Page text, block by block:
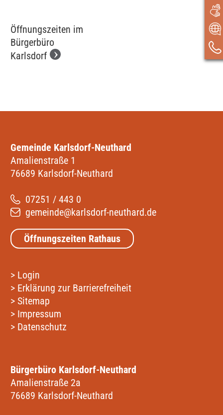
Öffnungszeiten im
Bürgerbüro
Karlsdorf
Gemeinde Karlsdorf-Neuthard
Amalienstraße 1
76689 Karlsdorf-Neuthard
07251 / 443 0
gemeinde@karlsdorf-neuthard.de
Öffnungszeiten Rathaus
> Login
> Erklärung zur Barrierefreiheit
> Sitemap
> Impressum
> Datenschutz
Bürgerbüro Karlsdorf-Neuthard
Amalienstraße 2a
76689 Karlsdorf-Neuthard